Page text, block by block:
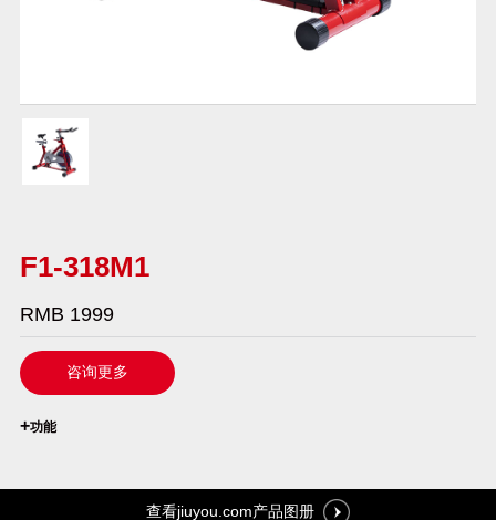
F1-318M1
RMB 1999
咨询更多
`
+功能
查看jiuyou.com产品图册